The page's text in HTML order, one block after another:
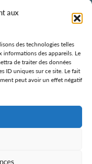
aux
des technologies telles
informations des appareils. Le
de traiter des données
ID uniques sur ce site. Le fait
peut avoir un effet négatif